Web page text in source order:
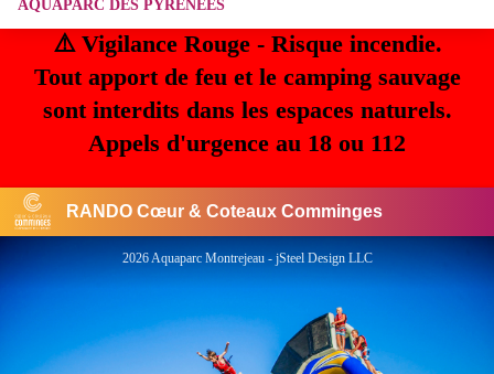
⚠️ Vigilance Rouge - Risque incendie.
Tout apport de feu et le camping sauvage
sont interdits dans les espaces naturels.
Appels d'urgence au 18 ou 112
RANDO Cœur & Coteaux Comminges
AQUAPARC DES PYRENEES
2026 Aquaparc Montrejeau - jSteel Design LLC